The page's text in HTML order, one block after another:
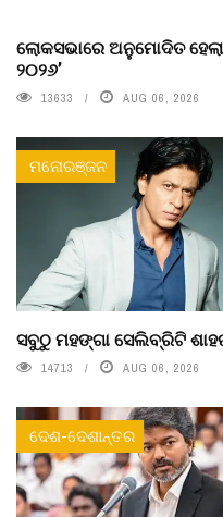
ଲୋକସଭାରେ ଅନୁମୋଦିତ
୨୦୨୬’
13633 AUG 06, 2026
ମନୋରଞ୍ଜନ
ସବୁଠୁ ମହଙ୍ଗା ସେଲିବ୍ରିଟି
14713 AUG 06, 2026
ଦେଶ-ଦେଶାନ୍ତର